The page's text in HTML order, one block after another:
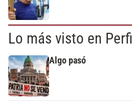
Lo más visto en Perfil
Algo pasó